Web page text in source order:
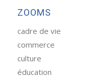
ZOOMS
cadre de vie
commerce
culture
éducation